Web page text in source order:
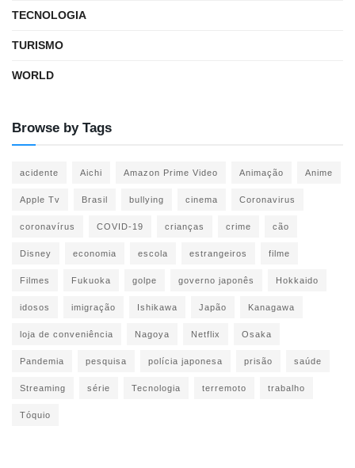
TECNOLOGIA
TURISMO
WORLD
Browse by Tags
acidente Aichi Amazon Prime Video Animação Anime
Apple Tv Brasil bullying cinema Coronavirus
coronavírus COVID-19 crianças crime cão
Disney economia escola estrangeiros filme
Filmes Fukuoka golpe governo japonês Hokkaido
idosos imigração Ishikawa Japão Kanagawa
loja de conveniência Nagoya Netflix Osaka
Pandemia pesquisa polícia japonesa prisão saúde
Streaming série Tecnologia terremoto trabalho
Tóquio